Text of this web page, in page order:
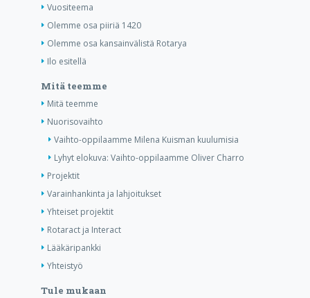
Vuositeema
Olemme osa piiriä 1420
Olemme osa kansainvälistä Rotarya
Ilo esitellä
Mitä teemme
Mitä teemme
Nuorisovaihto
Vaihto-oppilaamme Milena Kuisman kuulumisia
Lyhyt elokuva: Vaihto-oppilaamme Oliver Charro
Projektit
Varainhankinta ja lahjoitukset
Yhteiset projektit
Rotaract ja Interact
Lääkäripankki
Yhteistyö
Tule mukaan